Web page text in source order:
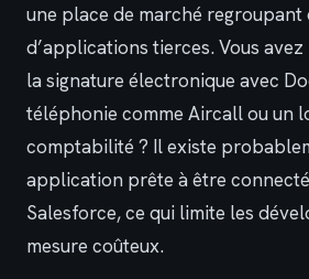
une place de marché regroupant
d’applications tierces. Vous
la signature électronique avec
téléphonie comme Aircall ou un
comptabilité ? Il existe
application prête à être
Salesforce, ce qui limite les
mesure coûteux.